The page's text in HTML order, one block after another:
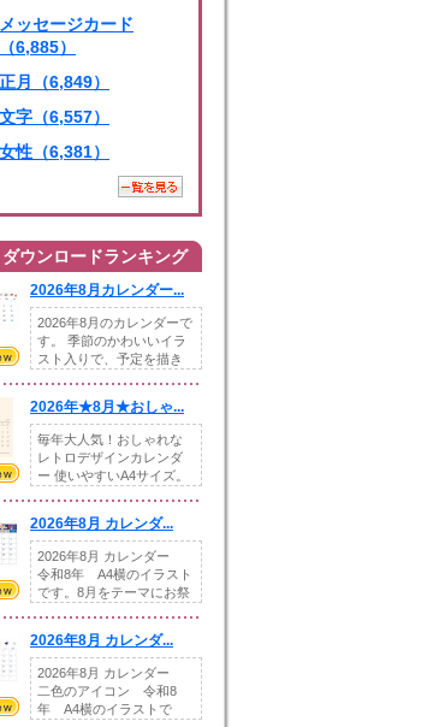
メッセージカード
（6,885）
正月（6,849）
文字（6,557）
女性（6,381）
ダウンロードランキング
2026年8月カレンダー...
2026年8月のカレンダーで
す。 季節のかわいいイラ
スト入りで、予定を描き
2026年★8月★おしゃ...
毎年大人気！おしゃれな
レトロデザインカレンダ
ー 使いやすいA4サイズ。
2026年8月 カレンダ...
2026年8月 カレンダー
令和8年 A4横のイラスト
です。8月をテーマにお祭
2026年8月 カレンダ...
2026年8月 カレンダー
二色のアイコン 令和8
年 A4横のイラストで